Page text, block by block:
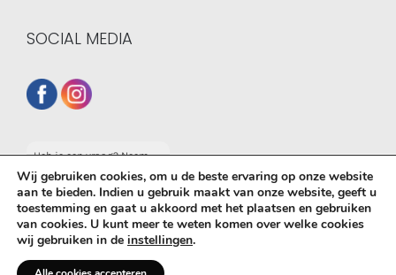
SOCIAL MEDIA
© Copyright 2026 De Babyboetiek | Powered byMplusKASSA
Woocommerce&WooCommerce Kassasysteem
Heb je een vraag? Neem
dan gerust contact op
met onze whatsapp
service!
Wij gebruiken cookies, om u de beste ervaring op onze website
aan te bieden. Indien u gebruik maakt van onze website, geeft u
toestemming en gaat u akkoord met het plaatsen en gebruiken
van cookies. U kunt meer te weten komen over welke cookies
wij gebruiken in de instellingen.